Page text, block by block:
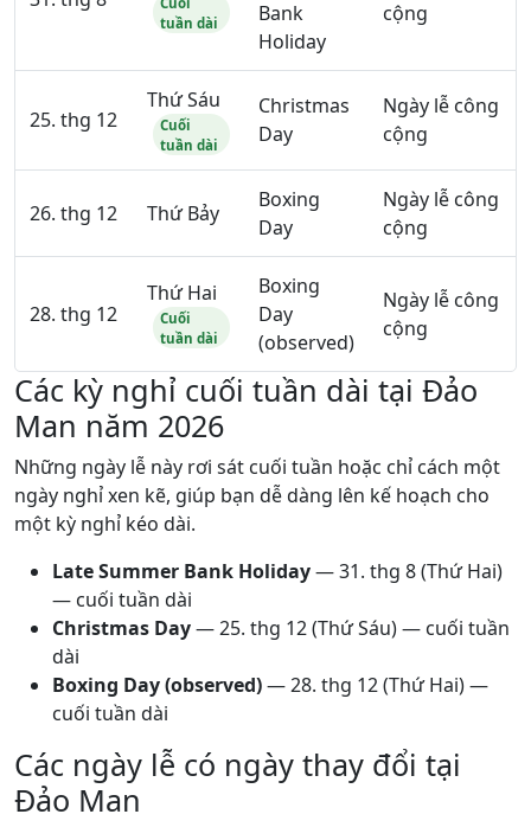
tuần dài
Bank
Holiday
cộng
25. thg 12
Thứ Sáu
Cuối
tuần dài
Christmas
Day
Ngày lễ công
cộng
26. thg 12 Thứ Bảy
Boxing
Day
Ngày lễ công
cộng
28. thg 12
Thứ Hai
Cuối
tuần dài
Boxing
Day
(observed)
Ngày lễ công
cộng
Các kỳ nghỉ cuối tuần dài tại Đảo
Man năm 2026
Những ngày lễ này rơi sát cuối tuần hoặc chỉ cách một
ngày nghỉ xen kẽ, giúp bạn dễ dàng lên kế hoạch cho
một kỳ nghỉ kéo dài.
Late Summer Bank Holiday—31. thg 8(Thứ Hai)
— cuối tuần dài
Christmas Day—25. thg 12(Thứ Sáu) — cuối tuần
dài
Boxing Day (observed)—28. thg 12(Thứ Hai) —
cuối tuần dài
Các ngày lễ có ngày thay đổi tại
Đảo Man